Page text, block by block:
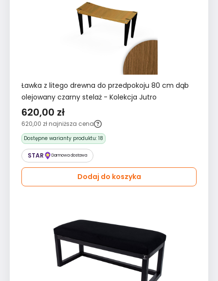
Ławka z litego drewna do przedpokoju 80 cm dąb
olejowany czarny stelaż - Kolekcja Jutro
620,00 zł
620,00 zł najniższa cena
Dostępne warianty produktu: 18
STAR Darmowa dostawa
Dodaj do koszyka